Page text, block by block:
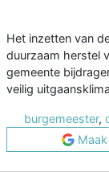
Het inzetten van
duurzaam herstel
gemeente
veilig
burgemeester,
Maak